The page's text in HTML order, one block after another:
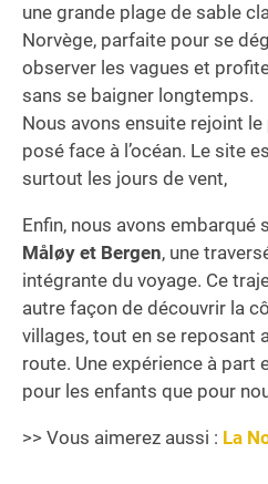
une grande plage de sable
Norvège, parfaite pour se
observer les vagues et
sans se baigner longtemps.
Nous avons ensuite rejoint le
posé face à l’océan. Le site
surtout les jours de vent,
Enfin, nous avons embarqué
Måløy et Bergen, une
intégrante du voyage. Ce
autre façon de découvrir la
villages, tout en se reposant
route. Une expérience à part
pour les enfants que pour
>> Vous aimerez aussi : La